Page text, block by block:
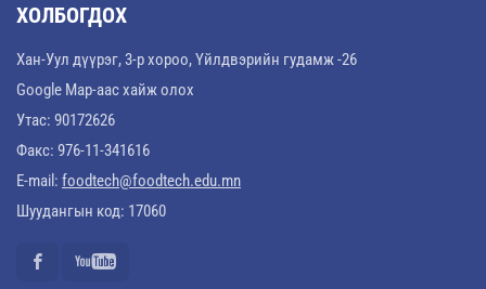
ХОЛБОГДОХ
Хан-Уул дүүрэг, 3-р хороо, Үйлдвэрийн гудамж -26
Google Map-аас хайж олох
Утас: 90172626
Факс: 976-11-341616
E-mail: foodtech@foodtech.edu.mn
Шуудангын код: 17060